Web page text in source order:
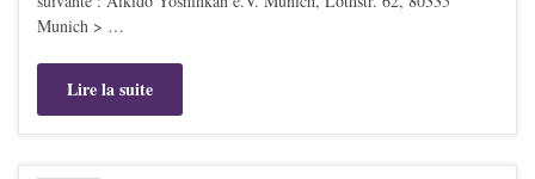
Munich > …
Lire la suite